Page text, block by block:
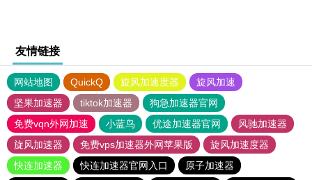
友情链接
网站地图 QuickQ 旋风加速度器
旋风加速
坚果加速器
tiktok加速器
狗急加速器官网
免费vqn外网加速
小蓝鸟 优途加速器官网
风驰加速器
旋风加速器
免费vps加速器外网苹果版
旋风加速度器
快连加速器
快连加速器官网入口
原子加速器